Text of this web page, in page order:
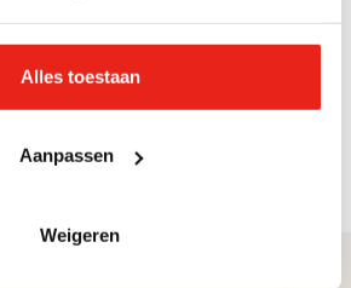
Alles toestaan
Aanpassen
Weigeren